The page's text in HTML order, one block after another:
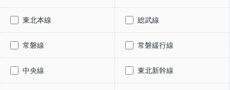
東北本線 総武線
常磐線 常磐緩行線
中央線 東北新幹線